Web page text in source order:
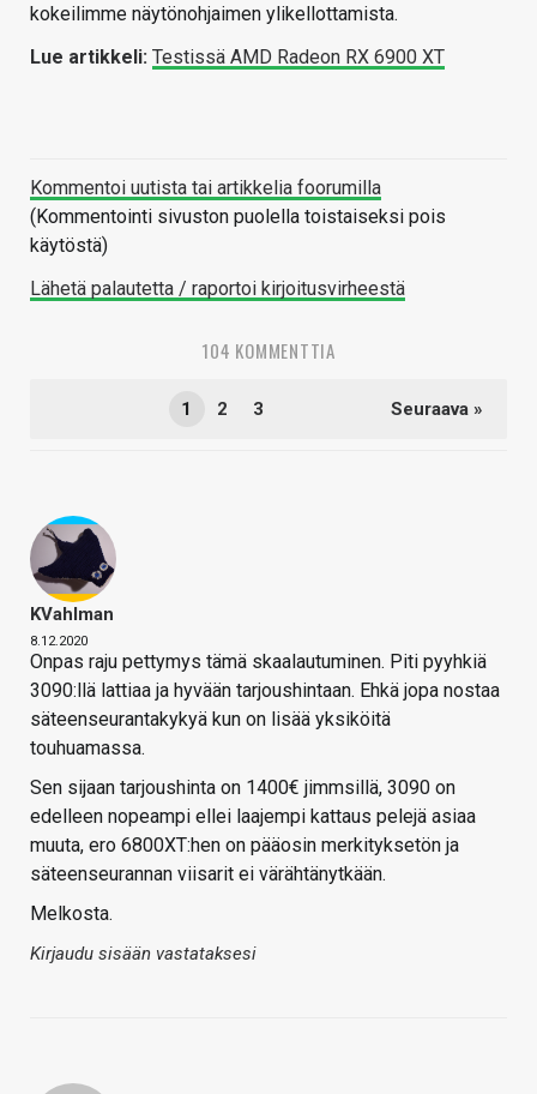
kokeilimme näytönohjaimen ylikellottamista.
Lue artikkeli: Testissä AMD Radeon RX 6900 XT
Kommentoi uutista tai artikkelia foorumilla
(Kommentointi sivuston puolella toistaiseksi pois
käytöstä)
Lähetä palautetta / raportoi kirjoitusvirheestä
104 KOMMENTTIA
1 2 3 Seuraava »
KVahlman
8.12.2020
Onpas raju pettymys tämä skaalautuminen. Piti pyyhkiä
3090:llä lattiaa ja hyvään tarjoushintaan. Ehkä jopa nostaa
säteenseurantakykyä kun on lisää yksiköitä
touhuamassa.
Sen sijaan tarjoushinta on 1400€ jimmsillä, 3090 on
edelleen nopeampi ellei laajempi kattaus pelejä asiaa
muuta, ero 6800XT:hen on pääosin merkityksetön ja
säteenseurannan viisarit ei värähtänytkään.
Melkosta.
Kirjaudu sisään vastataksesi